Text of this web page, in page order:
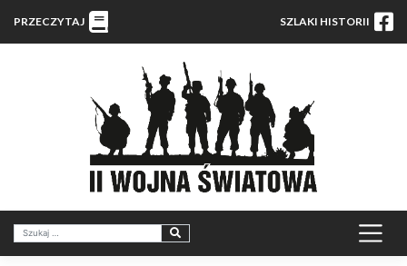
PRZECZYTAJ SZLAKI HISTORII